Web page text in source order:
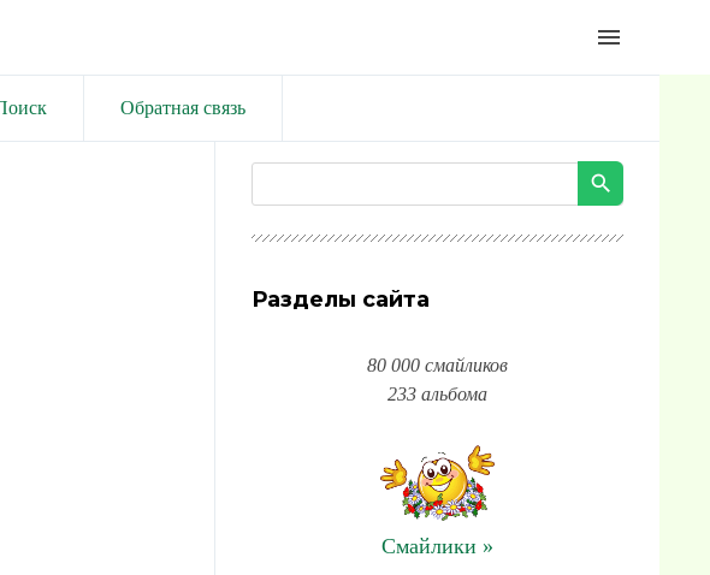
menu
Обратная связь
Разделы сайта
80 000 смайликов
233 альбома
Смайлики »